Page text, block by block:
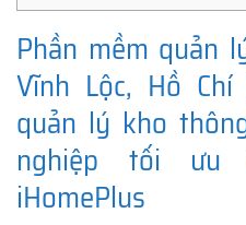
Phần mềm quản
Vĩnh Lộc, Hồ
quản lý kho
nghiệp tối ưu
iHomePlus